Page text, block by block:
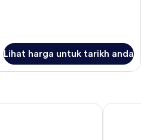
Lihat harga untuk tarikh anda
Four